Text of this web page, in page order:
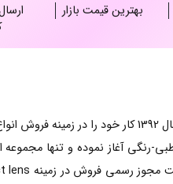
بهترین قیمت بازار
فروشگاه لنز امیر از سال 1392 کار خود را در زمینه
رنگی آغاز نموده و تنها مجموعه